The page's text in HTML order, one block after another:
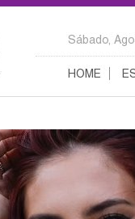
Sábado,
HOME